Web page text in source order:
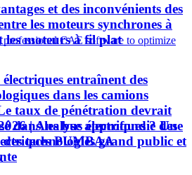
et des inconvénients des
les moteurs synchrones à
les moteurs à fil plat
électriques entraînent des
dans les camions
taux de pénétration devrait
| Analyse approfondie des
PUMBAA
dans les bus électriques ? Une
technologies grand public et